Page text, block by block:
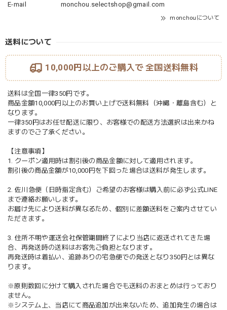
E-mail
monchou.selectshop@gmail.com
monchouについて
送料について
10,000円以上のご購入で 全国送料無料
送料は全国一律350円です。
商品金額10,000円以上のお買い上げで送料無料（沖縄・離島含む）と
なります。
一律350円はお任せ配送に限り、お客様での配送方法選択は出来かね
ますのでご了承ください。
【注意事項】
1. クーポン適用時は割引後の商品金額に対して適用されます。
割引後の商品金額が10,000円を下回った場合は送料が発生します。
2. 佐川急便（日時指定含む）ご希望のお客様は購入前に必ず公式LINE
まで連絡お願いします。
お届け先により送料が異なるため、個別に差額送料をご案内させてい
ただきます。
3. 住所不明や運送会社保管期間終了により当店に返送されてきた場
合、再発送時の送料はお客先ご負担となります。
再発送時は着払い、追跡ありの宅急便での発送となり350円とは異な
ります。
※原則数回に分けて購入された場合でも送料のおまとめは行っており
ません。
※システム上、当店にて商品追加が出来ないため、追加発生の場合は